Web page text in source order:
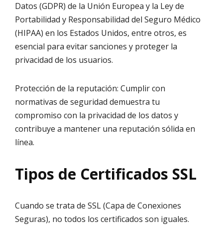
Datos (GDPR) de la Unión Europea y la Ley de
Portabilidad y Responsabilidad del Seguro Médico
(HIPAA) en los Estados Unidos, entre otros, es
esencial para evitar sanciones y proteger la
privacidad de los usuarios.
Protección de la reputación: Cumplir con
normativas de seguridad demuestra tu
compromiso con la privacidad de los datos y
contribuye a mantener una reputación sólida en
línea.
Tipos de Certificados SSL
Cuando se trata de SSL (Capa de Conexiones
Seguras), no todos los certificados son iguales.